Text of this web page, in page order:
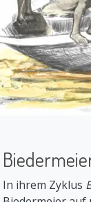
In ihrem Zyklus